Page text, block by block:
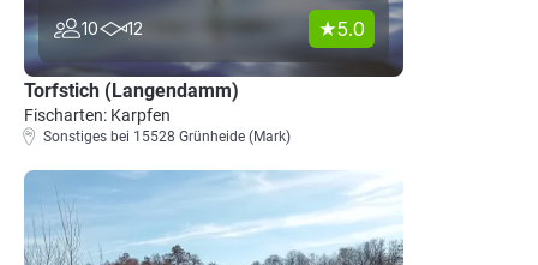
10 12 5.0
Torfstich (Langendamm)
Fischarten: Karpfen
Sonstiges bei 15528 Grünheide (Mark)